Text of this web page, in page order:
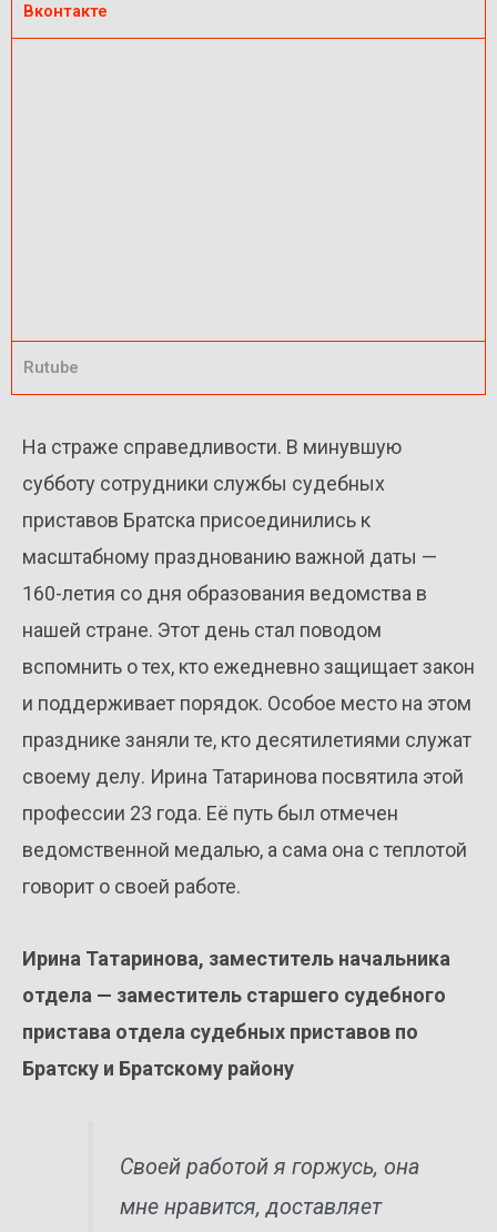
Вконтакте
Rutube
На страже справедливости. В минувшую
субботу сотрудники службы судебных
приставов Братска присоединились к
масштабному празднованию важной даты —
160-летия со дня образования ведомства в
нашей стране. Этот день стал поводом
вспомнить о тех, кто ежедневно защищает закон
и поддерживает порядок. Особое место на этом
празднике заняли те, кто десятилетиями служат
своему делу. Ирина Татаринова посвятила этой
профессии 23 года. Её путь был отмечен
ведомственной медалью, а сама она с теплотой
говорит о своей работе.
Ирина Татаринова, заместитель начальника
отдела — заместитель старшего судебного
пристава отдела судебных приставов по
Братску и Братскому району
Своей работой я горжусь, она
мне нравится, доставляет